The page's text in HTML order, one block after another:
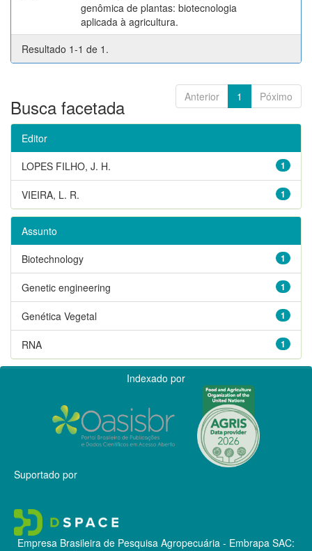
genômica de plantas: biotecnologia
aplicada à agricultura.
Resultado 1-1 de 1.
Anterior 1 Póximo
Busca facetada
Editor
1
LOPES FILHO, J. H.
1
VIEIRA, L. R.
Assunto
1
Biotechnology
1
Genetic engineering
1
Genética Vegetal
1
RNA
Indexado por
Suportado por
Empresa Brasileira de Pesquisa Agropecuária - Embrapa SAC: